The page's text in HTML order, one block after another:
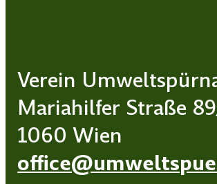
Verein
Mariahilfer Straße
1060 Wien